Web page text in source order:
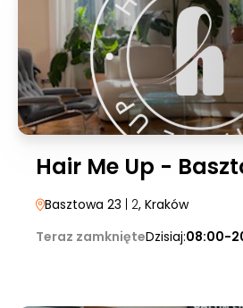
Hair Me Up -
Basztowa 23 | 2, Kraków
Teraz zamknięteDzisiaj:08:00-